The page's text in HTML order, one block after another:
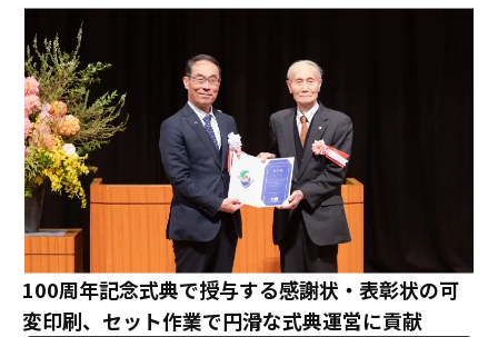
100周年記念式典で授与する感謝状・表彰状の可
変印刷、セット作業で円滑な式典運営に貢献